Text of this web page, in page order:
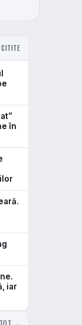
CITITE
în
iar
TOT →